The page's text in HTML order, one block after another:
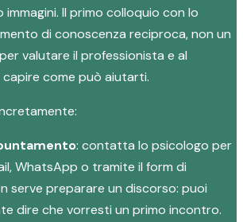
Il primo colloquio con lo
di conoscenza reciproca, non un
valutare il professionista e al
come può aiutarti.
: contatta lo psicologo per
WhatsApp o tramite il form di
serve preparare un discorso: puoi
dire che vorresti un primo incontro.